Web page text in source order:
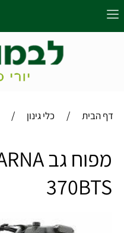
דף הבית / כלי גינון /
370BTS